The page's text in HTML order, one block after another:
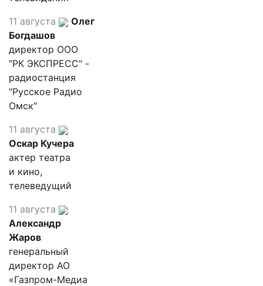
11 августа
Олег
Богдашов
директор ООО
"РК ЭКСПРЕСС" -
радиостанция
"Русское Радио
Омск"
11 августа
Оскар Кучера
актер театра
и кино,
телеведущий
11 августа
Александр
Жаров
генеральный
директор АО
«Газпром-Медиа